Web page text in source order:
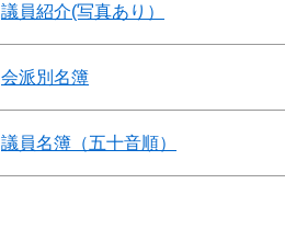
議員紹介(写真あり）
会派別名簿
議員名簿（五十音順）